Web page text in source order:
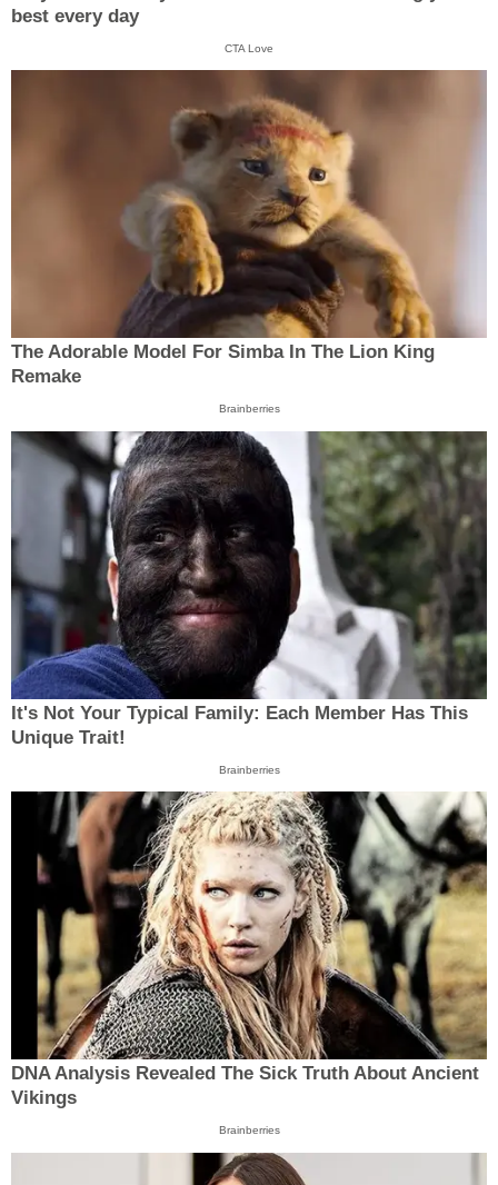
best every day
CTA Love
The Adorable Model For Simba In The Lion King
Remake
Brainberries
It's Not Your Typical Family: Each Member Has This
Unique Trait!
Brainberries
DNA Analysis Revealed The Sick Truth About Ancient
Vikings
Brainberries